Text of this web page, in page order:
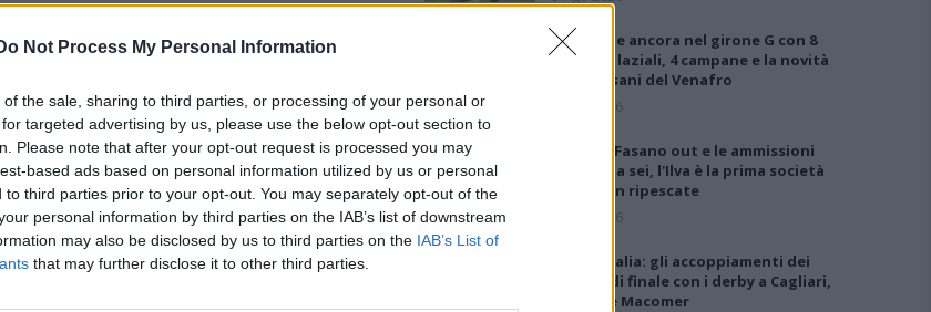
Not Process My Personal Information
the sale, sharing to third parties, or processing of your personal or
targeted advertising by us, please use the below opt-out section to
Please note that after your opt-out request is processed you may
based ads based on personal information utilized by us or personal
to third parties prior to your opt-out. You may separately opt-out of the
personal information by third parties on the IAB’s list of downstream
may also be disclosed by us to third parties on the IAB’s List of
that may further disclose it to other third parties.
Le 5 sarde ancora nel girone G con 8
squadre laziali, 4 campane e la novità
dei molisani del Venafro
6 Ago 2026
Anche il Fasano out e le ammissioni
salgono a sei, l'Ilva è la prima società
tra le non ripescate
5 Ago 2026
Coppa Italia: gli accoppiamenti dei
16esimi di finale con i derby a Cagliari,
Sassari e Macomer